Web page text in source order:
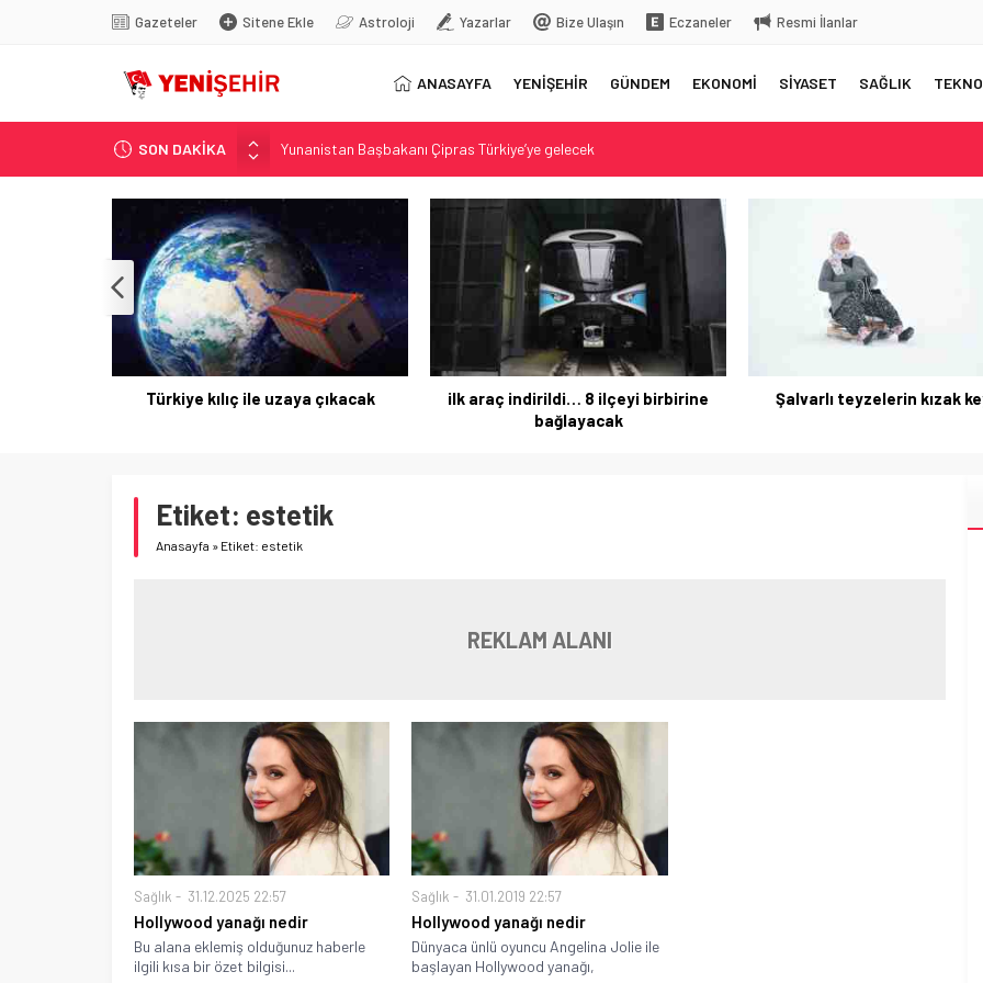
Gazeteler Sitene Ekle Astroloji Yazarlar Bize Ulaşın Eczaneler Resmi İlanlar
ANASAYFA YENİŞEHİR GÜNDEM EKONOMİ SİYASET SAĞLIK
SON DAKİKA
Yunanistan Başbakanı Çipras Türkiye’ye gelecek
Görenler bakakaldı! Otomobilinin üstüne bıraktığı yazı…
İstanbul’da metro seferlerinde aksama yaşandı
FETÖ’nün kritik ismi tutuklandı
Son dakika… İstanbul’da trafik felç
ilk araç indirildi… 8 ilçeyi birbirine
Şalvarlı teyzelerin kızak keyfi…
Antalya Havalimanı´nda
Etiket: estetik
Anasayfa » Etiket: estetik
REKLAM ALANI
Sağlık 31.12.2025 22:57
Hollywood yanağı nedir
Bu alana eklemiş olduğunuz haberle
ilgili kısa bir özet bilgisi...
Sağlık 31.01.2019 22:57
Hollywood yanağı nedir
Dünyaca ünlü oyuncu Angelina Jolie ile
başlayan Hollywood yanağı,